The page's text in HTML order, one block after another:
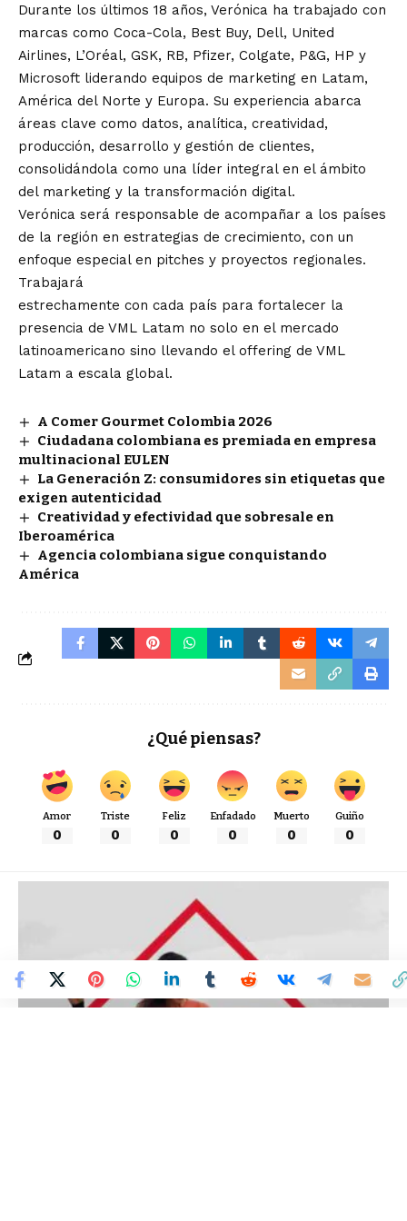
Durante los últimos 18 años, Verónica ha trabajado con
marcas como Coca-Cola, Best Buy, Dell, United
Airlines, L’Oréal, GSK, RB, Pfizer, Colgate, P&G, HP y
Microsoft liderando equipos de marketing en Latam,
América del Norte y Europa. Su experiencia abarca
áreas clave como datos, analítica, creatividad,
producción, desarrollo y gestión de clientes,
consolidándola como una líder integral en el ámbito
del marketing y la transformación digital.
Verónica será responsable de acompañar a los países
de la región en estrategias de crecimiento, con un
enfoque especial en pitches y proyectos regionales.
Trabajará
estrechamente con cada país para fortalecer la
presencia de VML Latam no solo en el mercado
latinoamericano sino llevando el offering de VML
Latam a escala global.
A Comer Gourmet Colombia 2026
Ciudadana colombiana es premiada en empresa
multinacional EULEN
La Generación Z: consumidores sin etiquetas que
exigen autenticidad
Creatividad y efectividad que sobresale en
Iberoamérica
Agencia colombiana sigue conquistando
América
¿Qué piensas?
Amor
0
Triste
0
Feliz
0
Enfadado
0
Muerto
0
Guiño
0